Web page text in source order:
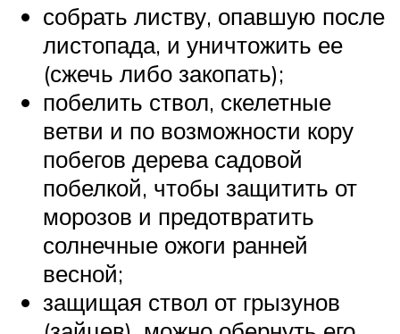
собрать листву, опавшую после
листопада, и уничтожить ее
(сжечь либо закопать);
побелить ствол, скелетные
ветви и по возможности кору
побегов дерева садовой
побелкой, чтобы защитить от
морозов и предотвратить
солнечные ожоги ранней
весной;
защищая ствол от грызунов